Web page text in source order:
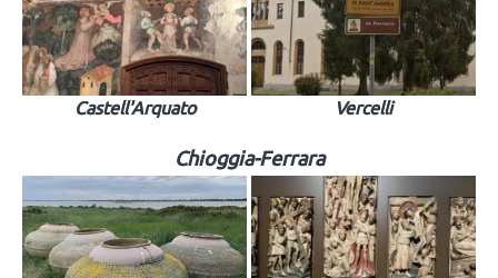
Castell'Arquato Vercelli
Chioggia-Ferrara